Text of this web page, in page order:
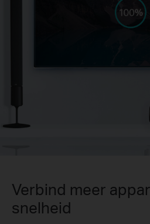
Verbind meer
snelheid